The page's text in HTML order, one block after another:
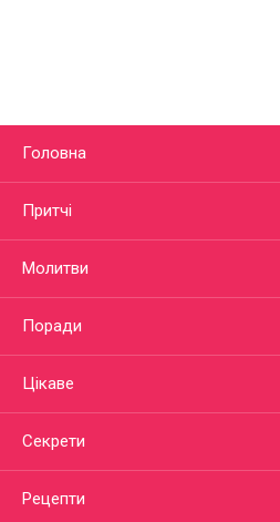
Головна
Притчі
Молитви
Поради
Цікаве
Секрети
Рецепти